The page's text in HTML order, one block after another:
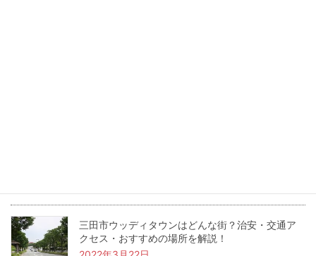
三田市ウッディタウンはどんな街？治安・交通ア
クセス・おすすめの場所を解説！